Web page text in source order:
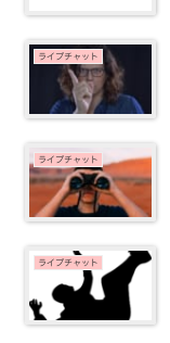
ライブチャット
ライブチャット
ライブチャット